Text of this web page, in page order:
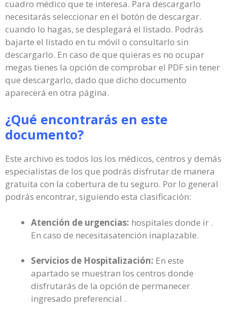
cuadro médico que te interesa. Para descargarlo
necesitarás seleccionar en el botón de descargar.
cuando lo hagas, se desplegará el listado. Podrás
bajarte el listado en tu móvil o consultarlo sin
descargarlo. En caso de que quieras es no ocupar
megas tienes la opción de comprobar el PDF sin tener
que descargarlo, dado que dicho documento
aparecerá en otra página.
¿Qué encontrarás en este
documento?
Este archivo es todos los los médicos, centros y demás
especialistas de los que podrás disfrutar de manera
gratuita con la cobertura de tu seguro. Por lo general
podrás encontrar, siguiendo esta clasificación:
Atención de urgencias: hospitales donde ir .
En caso de necesitasatención inaplazable.
Servicios de Hospitalización: En este
apartado se muestran los centros donde
disfrutarás de la opción de permanecer
ingresado preferencial .